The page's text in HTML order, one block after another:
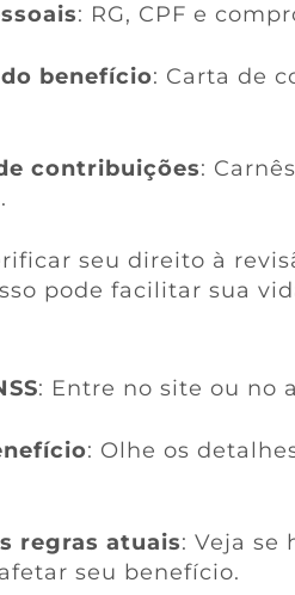
: RG, CPF e
benefício: Carta de
contribuições:
seu direito à
pode facilitar sua
: Entre no site ou no
: Olhe os
regras atuais: Veja se
seu benefício.